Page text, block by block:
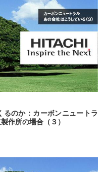
のか：カーボンニュートラ
作所の場合（３）